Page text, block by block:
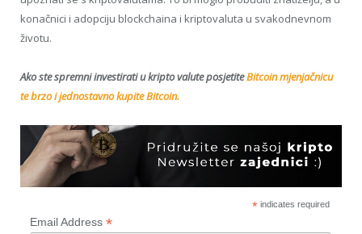
konačnici i adopciju blockchaina i kriptovaluta u svakodnevnom
životu.
Ako ste spremni investirati u kripto valute posjetiteBitcoin mjenjačnicu
te brzo i jednostavno kupite Bitcoin.
*indicates required
Email Address *